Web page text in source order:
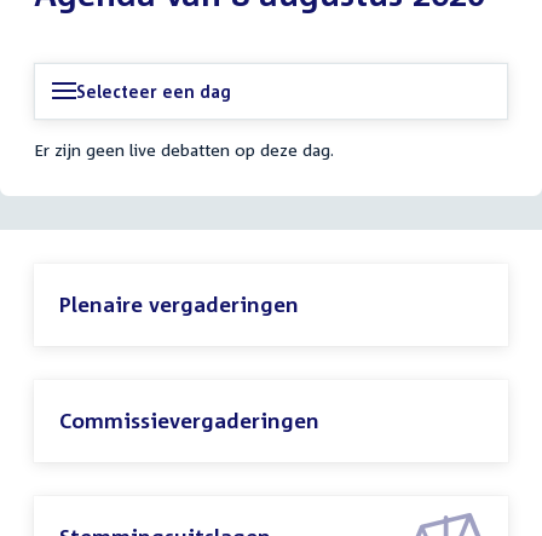
Selecteer een dag
Er zijn geen live debatten op deze dag.
Plenaire vergaderingen
Commissievergaderingen